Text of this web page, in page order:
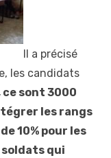
Il a précisé
les candidats
ce sont 3000
les rangs
10% pour les
qui